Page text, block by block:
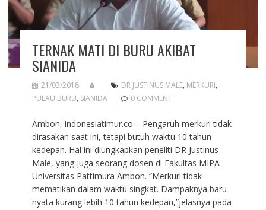
TERNAK MATI DI BURU AKIBAT
SIANIDA
21/03/2018 DR JUSTINUS MALE, MERKURI,
PULAU BURU, SIANIDA 0 COMMENT
Ambon, indonesiatimur.co – Pengaruh merkuri tidak
dirasakan saat ini, tetapi butuh waktu 10 tahun
kedepan. Hal ini diungkapkan peneliti DR Justinus
Male, yang juga seorang dosen di Fakultas MIPA
Universitas Pattimura Ambon. “Merkuri tidak
mematikan dalam waktu singkat. Dampaknya baru
nyata kurang lebih 10 tahun kedepan,”jelasnya pada